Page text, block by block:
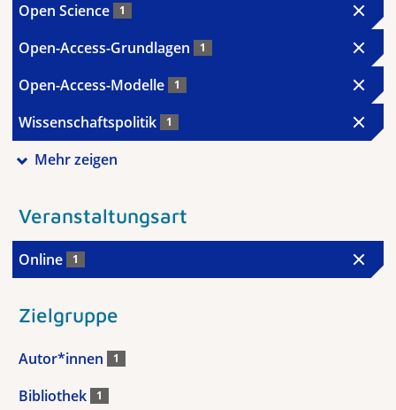
Open Science 1
Open-Access-Grundlagen 1
Open-Access-Modelle 1
Wissenschaftspolitik 1
Mehr zeigen
Veranstaltungsart
Online 1
Zielgruppe
Autor*innen 1
Bibliothek 1